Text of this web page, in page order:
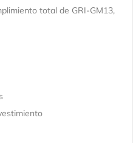
total de GRI-GM13,